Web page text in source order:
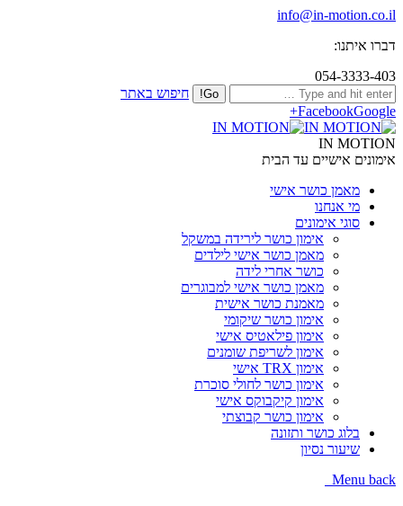
info@in-motion.co.il
דברו איתנו:
054-3333-403
חיפוש באתר
FacebookGoogle+
IN MOTION
אימונים אישיים עד הבית
מאמן כושר אישי
מי אנחנו
סוגי אימונים
אימון כושר לירידה במשקל
מאמן כושר אישי לילדים
כושר אחרי לידה
מאמן כושר אישי למבוגרים
מאמנת כושר אישית
אימון כושר שיקומי
אימון פילאטיס אישי
אימון לשריפת שומנים
אימון TRX אישי
אימון כושר לחולי סוכרת
אימון קיקבוקס אישי
אימון כושר קבוצתי
בלוג כושר ותזונה
שיעור נסיון
Menu back